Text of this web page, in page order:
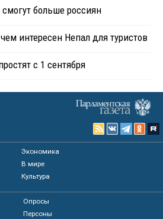
больше россиян
интересен Непал для туристов
с 1 сентября
Экономика
В мире
Культура
Опросы
Персоны